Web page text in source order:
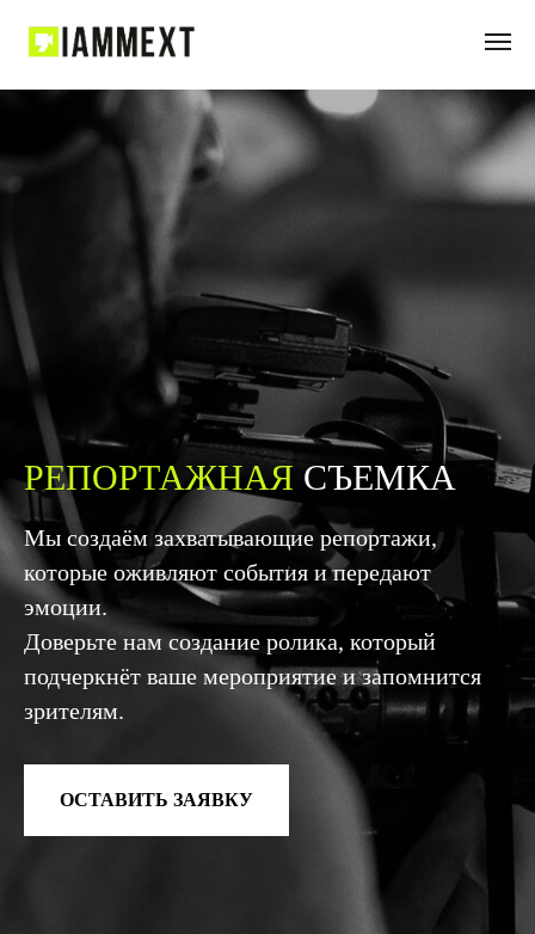
РЕПОРТАЖНАЯ СЪЕМКА
Мы создаём захватывающие репортажи,
которые оживляют события и передают
эмоции.
Доверьте нам создание ролика, который
подчеркнёт ваше мероприятие и запомнится
зрителям.
ОСТАВИТЬ ЗАЯВКУ